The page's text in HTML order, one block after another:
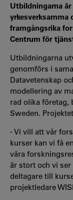
Utbildningarna är
yrkesverksamma
framgångsrika
Centrum för
Utbildningarna
genomförs i
Datavetenskap
modellering av
rad olika företag,
Sweden.
- Vi vill att vår
kurser kan vi få
våra
är stort och vi
deltagare till
projektledare